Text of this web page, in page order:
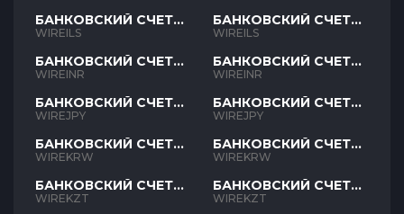
БАНКОВСКИЙ СЧЕТ
ILS
WIREILS
БАНКОВСКИЙ СЧЕТ
INR
WIREINR
БАНКОВСКИЙ СЧЕТ
JPY
WIREJPY
БАНКОВСКИЙ СЧЕТ
KRW
WIREKRW
БАНКОВСКИЙ СЧЕТ
KZT
WIREKZT
БАНКОВСКИЙ СЧЕТ
ILS
WIREILS
БАНКОВСКИЙ СЧЕТ
INR
WIREINR
БАНКОВСКИЙ СЧЕТ
JPY
WIREJPY
БАНКОВСКИЙ СЧЕТ
KRW
WIREKRW
БАНКОВСКИЙ СЧЕТ
KZT
WIREKZT